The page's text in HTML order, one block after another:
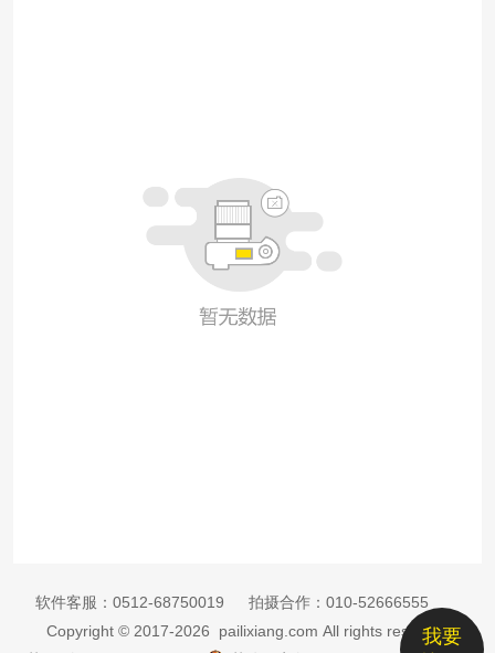
我要
软件客服： 0512-68750019 拍摄合作： 010-52666555
Copyright © 2017-2026 pailixiang.com All rights reserved